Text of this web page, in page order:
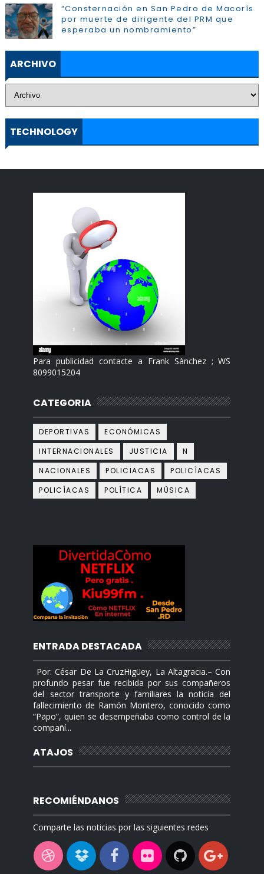
“Consternación en San Pedro de Macorís
por muerte de dirigente del PRM que
esperaba un nombramiento”
ARCHIVO
TECHNOLOGY
Para publicidad contacte a Frank Sànchez ; WS
8099015204
CATEGORIA
DEPORTIVAS
ECONÓMICAS
INTERNACIONALES
JUSTICIA
N
NACIONALES
POLICIACAS
POLICÌACAS
POLICÍACAS
POLÍTICA MÙSICA
ENTRADA DESTACADA
Por: César De La CruzHigüey, La Altagracia.– Con
profundo pesar fue recibida por sus compañeros
del sector transporte y familiares la noticia del
fallecimiento de Ramón Montero, conocido como
“Papo”, quien se desempeñaba como control de la
compañí...
ATAJOS
RECOMIÉNDANOS
Comparte las noticias por las siguientes redes